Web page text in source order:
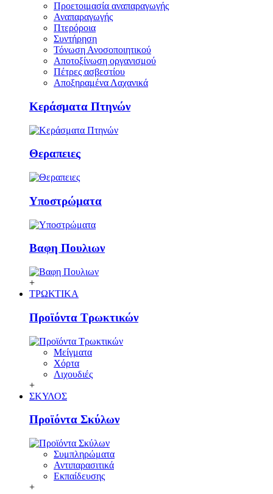
Προετοιμασία αναπαραγωγής
Αναπαραγωγής
Πτερόροια
Συντήρηση
Τόνωση Ανοσοποιητικού
Αποτοξίνωση οργανισμού
Πέτρες ασβεστίου
Αποξηραμένα Λαχανικά
Κεράσματα Πτηνών
Θεραπειες
Υποστρώματα
Βαφη Πουλιων
+
ΤΡΩΚΤΙΚΑ
Προϊόντα Τρωκτικών
Μείγματα
Χόρτα
Λιχουδιές
+
ΣΚΥΛΟΣ
Προϊόντα Σκύλων
Συμπληρώματα
Αντιπαρασιτικά
Εκπαίδευσης
+